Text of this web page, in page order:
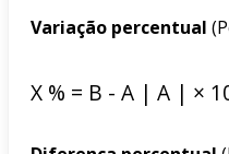
Variação percentual
X % = B - A | A | ×